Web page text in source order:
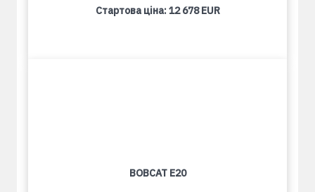
Стартова ціна:12 678 EUR
BOBCAT E20